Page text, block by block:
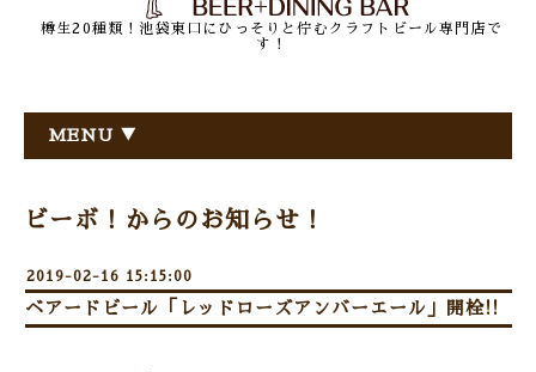
樽生20種類！池袋東口にひっそりと佇むクラフトビール専門店で
す！
MENU ▼
ビーボ！からのお知らせ！
2019-02-16 15:15:00
ベアードビール「レッドローズアンバーエール」開栓!!